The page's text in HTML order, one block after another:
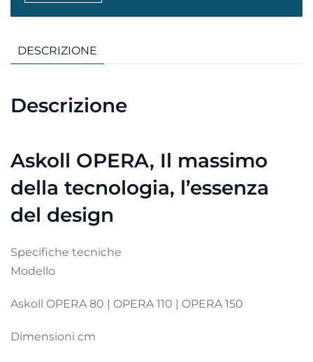
DESCRIZIONE
Descrizione
Askoll OPERA, Il massimo
della tecnologia, l’essenza
del design
Specifiche tecniche
Modello
Askoll OPERA 80 | OPERA 110 | OPERA 150
Dimensioni cm